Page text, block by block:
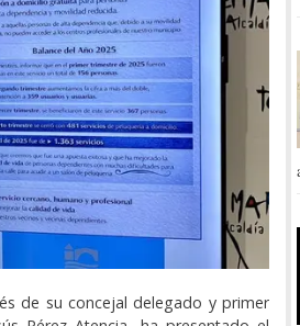
de su concejal delegado y primer